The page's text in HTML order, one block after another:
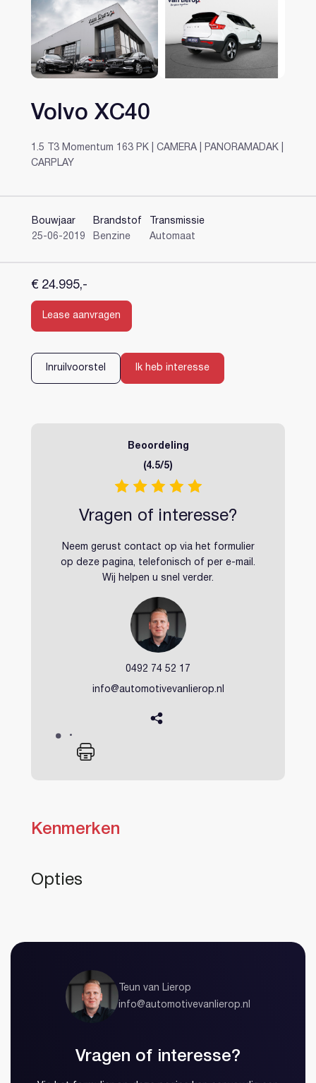
Inloggen Account aanmaken
Heeft u al een account?
Volvo XC40
1.5 T3 Momentum 163 PK | CAMERA | PANORAMADAK |
CARPLAY
Bouwjaar
25-06-2019
Brandstof
Benzine
Transmissie
Automaat
€ 24.995,-
Lease aanvragen
Inruilvoorstel Ik heb interesse
Beoordeling
(4.5/5)
Vragen of interesse?
Neem gerust contact op via het formulier
op deze pagina, telefonisch of per e-mail.
Wij helpen u snel verder.
0492 74 52 17
info@automotivevanlierop.nl
Kenmerken
Opties
Teun van Lierop
info@automotivevanlierop.nl
Vragen of interesse?